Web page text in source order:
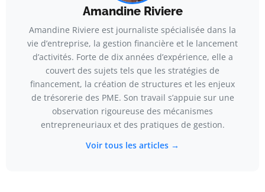
Amandine Riviere
Amandine Riviere est journaliste spécialisée dans la
vie d’entreprise, la gestion financière et le lancement
d’activités. Forte de dix années d’expérience, elle a
couvert des sujets tels que les stratégies de
financement, la création de structures et les enjeux
de trésorerie des PME. Son travail s’appuie sur une
observation rigoureuse des mécanismes
entrepreneuriaux et des pratiques de gestion.
Voir tous les articles →